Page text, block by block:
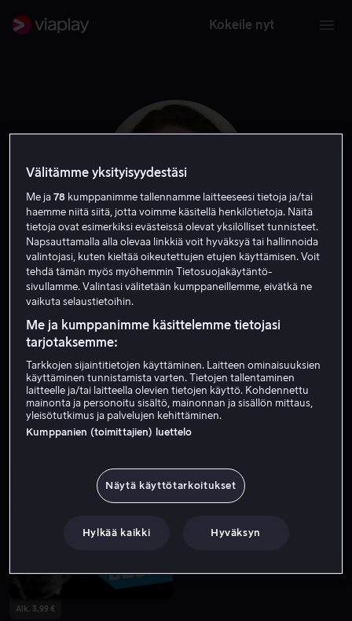
Kokeile nyt
Sara Sommerfeld
Näyttelijä
Alk. 4,99 €
Alk. 3,99 €
Välitämme yksityisyydestäsi
Me ja78 kumppanimme tallennamme laitteeseesi tietoja ja/tai
haemme niitä siitä, jotta voimme käsitellä henkilötietoja. Näitä
tietoja ovat esimerkiksi evästeissä olevat yksilölliset tunnisteet.
Napsauttamalla alla olevaa linkkiä voit hyväksyä tai hallinnoida
valintojasi, kuten kieltää oikeutettujen etujen käyttämisen. Voit
tehdä tämän myös myöhemmin Tietosuojakäytäntö-
sivullamme. Valintasi välitetään kumppaneillemme, eivätkä ne
vaikuta selaustietoihin.
Me ja kumppanimme käsittelemme tietojasi
tarjotaksemme:
Tarkkojen sijaintitietojen käyttäminen. Laitteen ominaisuuksien
käyttäminen tunnistamista varten. Tietojen tallentaminen
laitteelle ja/tai laitteella olevien tietojen käyttö. Kohdennettu
mainonta ja personoitu sisältö, mainonnan ja sisällön mittaus,
yleisötutkimus ja palvelujen kehittäminen.
Kumppanien (toimittajien) luettelo
Näytä käyttötarkoitukset
Hylkää kaikki Hyväksyn